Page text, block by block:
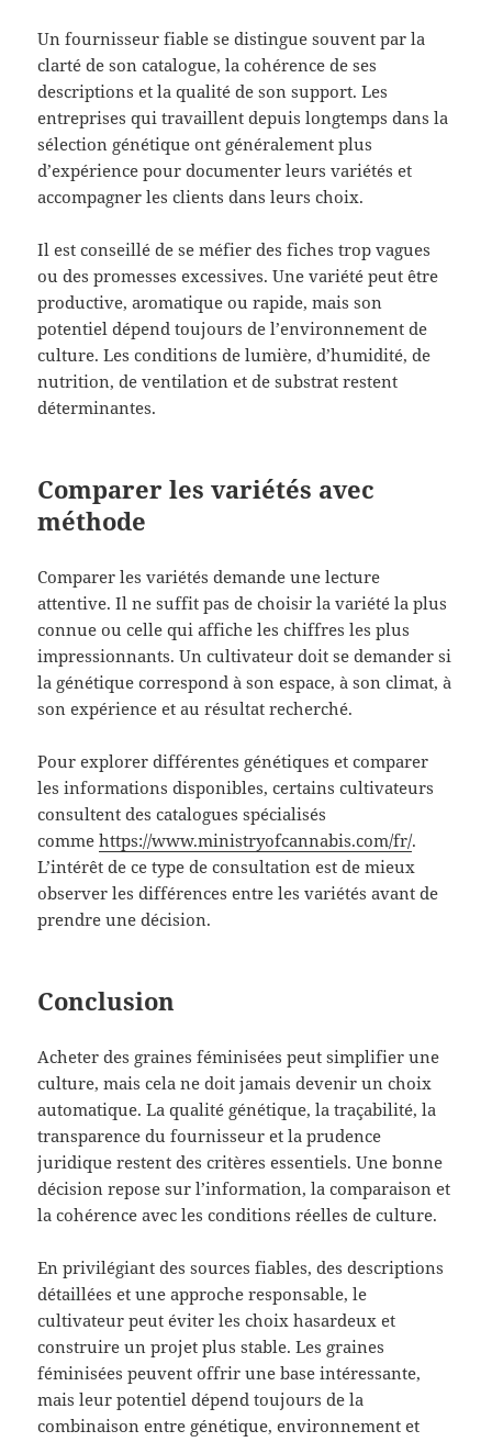
Un fournisseur fiable se distingue souvent par la
clarté de son catalogue, la cohérence de ses
descriptions et la qualité de son support. Les
entreprises qui travaillent depuis longtemps dans la
sélection génétique ont généralement plus
d’expérience pour documenter leurs variétés et
accompagner les clients dans leurs choix.
Il est conseillé de se méfier des fiches trop vagues
ou des promesses excessives. Une variété peut être
productive, aromatique ou rapide, mais son
potentiel dépend toujours de l’environnement de
culture. Les conditions de lumière, d’humidité, de
nutrition, de ventilation et de substrat restent
déterminantes.
Comparer les variétés avec
méthode
Comparer les variétés demande une lecture
attentive. Il ne suffit pas de choisir la variété la plus
connue ou celle qui affiche les chiffres les plus
impressionnants. Un cultivateur doit se demander si
la génétique correspond à son espace, à son climat, à
son expérience et au résultat recherché.
Pour explorer différentes génétiques et comparer
les informations disponibles, certains cultivateurs
consultent des catalogues spécialisés
commehttps://www.ministryofcannabis.com/fr/.
L’intérêt de ce type de consultation est de mieux
observer les différences entre les variétés avant de
prendre une décision.
Conclusion
Acheter des graines féminisées peut simplifier une
culture, mais cela ne doit jamais devenir un choix
automatique. La qualité génétique, la traçabilité, la
transparence du fournisseur et la prudence
juridique restent des critères essentiels. Une bonne
décision repose sur l’information, la comparaison et
la cohérence avec les conditions réelles de culture.
En privilégiant des sources fiables, des descriptions
détaillées et une approche responsable, le
cultivateur peut éviter les choix hasardeux et
construire un projet plus stable. Les graines
féminisées peuvent offrir une base intéressante,
mais leur potentiel dépend toujours de la
combinaison entre génétique, environnement et